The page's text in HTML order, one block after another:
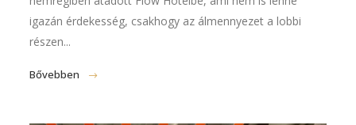
igazán érdekesség, csakhogy az álmennyezet a lobbi
részen...
Bővebben